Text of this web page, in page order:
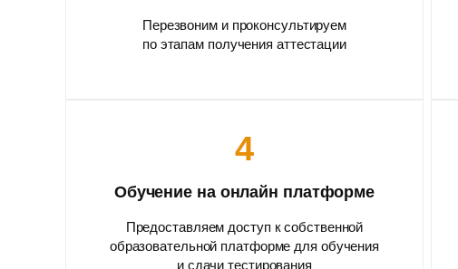
Перезвоним и проконсультируем
по этапам получения аттестации
4
Обучение на онлайн платформе
Предоставляем доступ к собственной
образовательной платформе для обучения
и сдачи тестирования